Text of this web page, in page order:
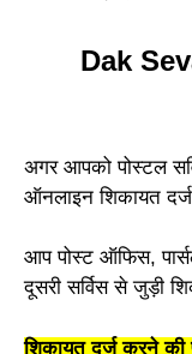
Dak
अगर आपको पोस्टल
ऑनलाइन शिकायत
आप पोस्ट ऑफिस,
दूसरी सर्विस से जुड़ी
शिकायत दर्ज करने की